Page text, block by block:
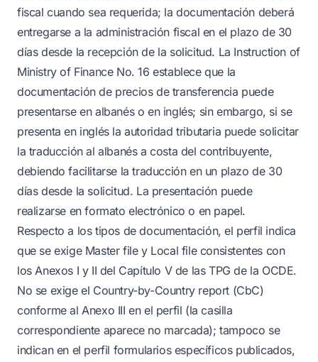
fiscal cuando sea requerida; la documentación deberá
entregarse a la administración fiscal en el plazo de 30
días desde la recepción de la solicitud. La Instruction of
Ministry of Finance No. 16 establece que la
documentación de precios de transferencia puede
presentarse en albanés o en inglés; sin embargo, si se
presenta en inglés la autoridad tributaria puede solicitar
la traducción al albanés a costa del contribuyente,
debiendo facilitarse la traducción en un plazo de 30
días desde la solicitud. La presentación puede
realizarse en formato electrónico o en papel.
Respecto a los tipos de documentación, el perfil indica
que se exige Master file y Local file consistentes con
los Anexos I y II del Capítulo V de las TPG de la OCDE.
No se exige el Country-by-Country report (CbC)
conforme al Anexo III en el perfil (la casilla
correspondiente aparece no marcada); tampoco se
indican en el perfil formularios específicos publicados,